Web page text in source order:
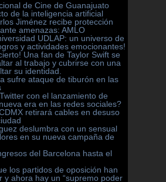
de Cine de Guanajuato
de la inteligencia artificial
Jiménez recibe protección
amenazas: AMLO
UDLAP: un universo de
y actividades emocionantes!
Una fan de Taylor Swift se
al trabajo y cubrirse con una
su identidad.
sufre ataque de tiburón en las
con el lanzamiento de
era en las redes sociales?
retirará cables en desuso
deslumbra con un sensual
en su nueva campaña de
del Barcelona hasta el
los partidos de oposición han
y ahora hay un “supremo poder